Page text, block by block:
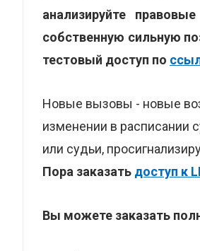
анализируйте
собственную сильную
тестовый доступ по
Новые вызовы - новые
изменении в расписании
или судьи,
Пора заказать доступ к
Вы можете заказать